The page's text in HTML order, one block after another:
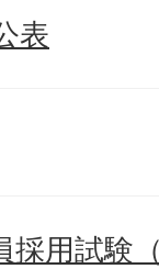
表
採用試験